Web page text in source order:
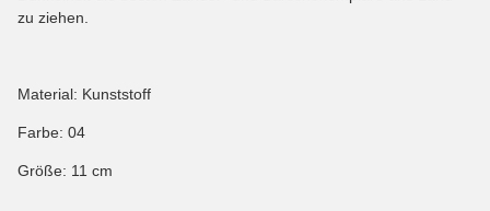
zu ziehen.
Material: Kunststoff
Farbe: 04
Größe: 11 cm